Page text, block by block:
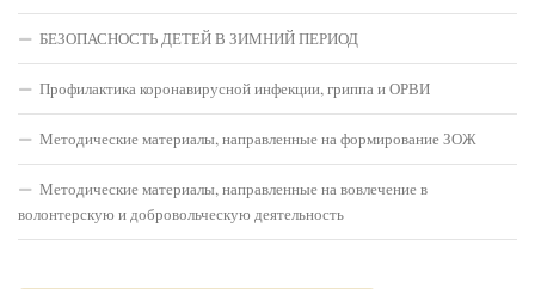
БЕЗОПАСНОСТЬ ДЕТЕЙ В ЗИМНИЙ ПЕРИОД
Профилактика коронавирусной инфекции, гриппа и ОРВИ
Методические материалы, направленные на формирование ЗОЖ
Методические материалы, направленные на вовлечение в
волонтерскую и добровольческую деятельность